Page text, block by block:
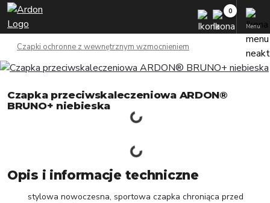
Menu
Czapki ochronne z wewnętrznym wzmocnieniem
Czapka przeciwskaleczeniowa ARDON®
BRUNO+ niebieska
Opis i informacje techniczne
stylowa nowoczesna, sportowa czapka chroniąca przed